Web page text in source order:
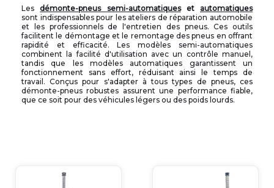
Lesdémonte-pneus semi-automatiqueset automatiques
sont indispensables pour les ateliers de réparation automobile
et les professionnels de l'entretien des pneus. Ces outils
facilitent le démontage et le remontage des pneus en offrant
rapidité et efficacité. Les modèles semi-automatiques
combinent la facilité d'utilisation avec un contrôle manuel,
tandis que les modèles automatiques garantissent un
fonctionnement sans effort, réduisant ainsi le temps de
travail. Conçus pour s'adapter à tous types de pneus, ces
démonte-pneus robustes assurent une performance fiable,
que ce soit pour des véhicules légers ou des poids lourds.